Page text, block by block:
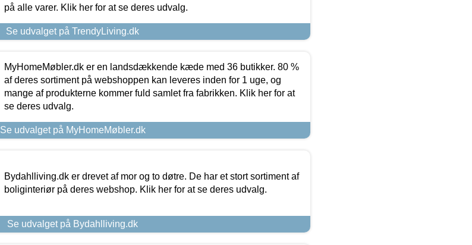
på alle varer. Klik her for at se deres udvalg.
Se udvalget på TrendyLiving.dk
MyHomeMøbler.dk er en landsdækkende kæde med 36 butikker. 80 %
af deres sortiment på webshoppen kan leveres inden for 1 uge, og
mange af produkterne kommer fuld samlet fra fabrikken. Klik her for at
se deres udvalg.
Se udvalget på MyHomeMøbler.dk
Bydahlliving.dk er drevet af mor og to døtre. De har et stort sortiment af
boliginteriør på deres webshop. Klik her for at se deres udvalg.
Se udvalget på Bydahlliving.dk